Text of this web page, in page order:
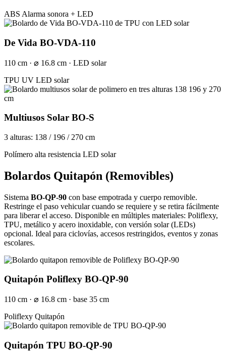
ABS Alarma sonora + LED
De Vida BO-VDA-110
110 cm · ⌀ 16.8 cm · LED solar
TPU UV LED solar
Multiusos Solar BO-S
3 alturas: 138 / 196 / 270 cm
Polímero alta resistencia LED solar
Bolardos Quitapón (Removibles)
Sistema BO-QP-90 con base empotrada y cuerpo removible.
Restringe el paso vehicular cuando se requiere y se retira fácilmente
para liberar el acceso. Disponible en múltiples materiales: Poliflexy,
TPU, metálico y acero inoxidable, con versión solar (LEDs)
opcional. Ideal para ciclovías, accesos restringidos, eventos y zonas
escolares.
Quitapón Poliflexy BO-QP-90
110 cm · ⌀ 16.8 cm · base 35 cm
Poliflexy Quitapón
Quitapón TPU BO-QP-90